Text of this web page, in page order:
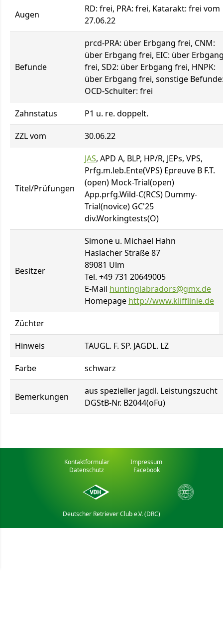
Augen
RD: frei, PRA: frei, Katarakt: frei vom
27.06.22
Befunde
prcd-PRA: über Erbgang frei, CNM:
über Erbgang frei, EIC: über
frei, SD2: über Erbgang frei, HNPK:
über Erbgang frei, sonstige
OCD-Schulter: frei
Zahnstatus P1 u. re. doppelt.
ZZL vom 30.06.22
Titel/Prüfungen
JAS, APD A, BLP, HP/R, JEPs, VPS,
Prfg.m.leb.Ente(VPS) Epreuve B F.T.
(open) Mock-Trial(open)
App.prfg.Wild-C(RCS) Dummy-
Trial(novice) GC'25
div.Workingtests(O)
Besitzer
Simone u. Michael Hahn
Haslacher Straße 87
89081 Ulm
Tel. +49 731 20649005
E-Mail huntinglabradors@gmx.de
Homepage http://www.klifflinie.de
Züchter
Hinweis TAUGL. F. SP. JAGDL. LZ
Farbe schwarz
Bemerkungen
aus spezieller jagdl. Leistungszucht
DGStB-Nr. B2044(oFu)
Deutscher Retriever Club e.V. (DRC)
Kontaktformular
Impressum
Datenschutz
Facebook